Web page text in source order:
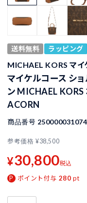
送料無料 ラッピング
MICHAEL KORS マイ
マイケルコース シ
ン MICHAEL
ACORN
商品番号
参考価格 ¥38,500
¥30,800税込
ポイント付与 280 pt